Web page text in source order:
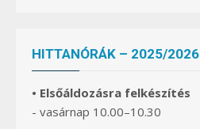
HITTANÓRÁK – 2025/2026
• Elsőáldozásra felkészítés
- vasárnap 10.00–10.30